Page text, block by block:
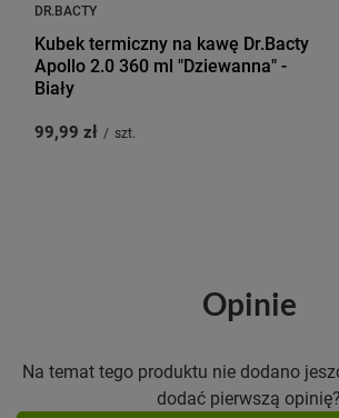
DR.BACTY
Kubek termiczny na kawę Dr.Bacty
Apollo 2.0 360 ml "Dziewanna" -
Biały
99,99 zł / szt.
Opinie
Na temat tego produktu nie dodano
dodać pierwszą opinię?